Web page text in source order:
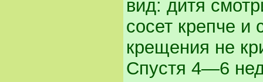
вид: дитя
сосет крепче и
крещения не
Спустя 4—6